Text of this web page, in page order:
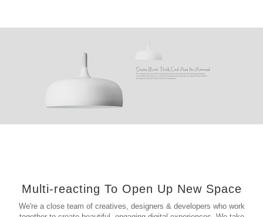
Multi-reacting To Open Up New Space
We're a close team of creatives, designers & developers who work